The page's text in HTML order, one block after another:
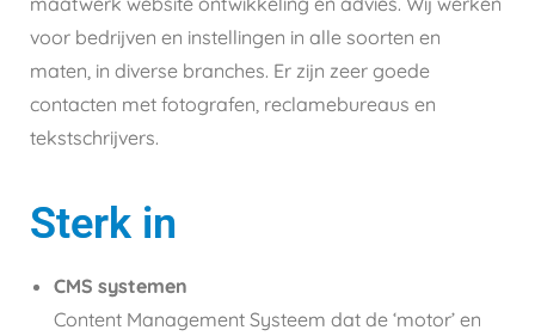
voor bedrijven en instellingen in alle soorten en
maten, in diverse branches. Er zijn zeer goede
contacten met fotografen, reclamebureaus en
tekstschrijvers.
Sterk in
CMS systemen
Content Management Systeem dat de ‘motor’ en